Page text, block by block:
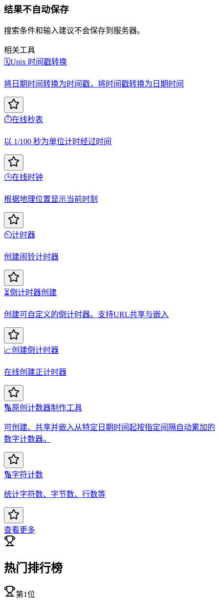
结果不自动保存
搜索条件和输入建议不会保存到服务器。
相关工具
🗓️Unix 时间戳转换
将日期时间转换为时间戳，将时间戳转换为日期时间
⏱️在线秒表
以 1/100 秒为单位计时经过时间
🕒在线时钟
根据地理位置显示当前时刻
⏲️计时器
创建闹铃计时器
⏳倒计时器创建
创建可自定义的倒计时器。支持URL共享与嵌入
📈创建倒计时器
在线创建正计时器
🔢原创计数器制作工具
可创建、共享并嵌入从特定日期时间起按指定间隔自动累加的
数字计数器。
🔢字符计数
统计字符数、字节数、行数等
查看更多
热门排行榜
第1位